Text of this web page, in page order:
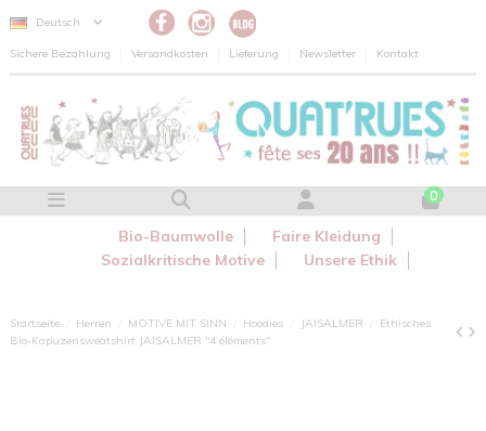
Deutsch
Sichere Bezahlung Versandkosten Lieferung Newsletter Kontakt
0
Bio-Baumwolle
Faire Kleidung
Sozialkritische Motive
Unsere Ethik
Startseite Herren MOTIVE MIT SINN Hoodies JAISALMER
Ethisches
Bio-Kapuzensweatshirt JAISALMER "4 éléments"